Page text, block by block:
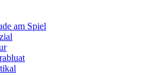
am Spiel